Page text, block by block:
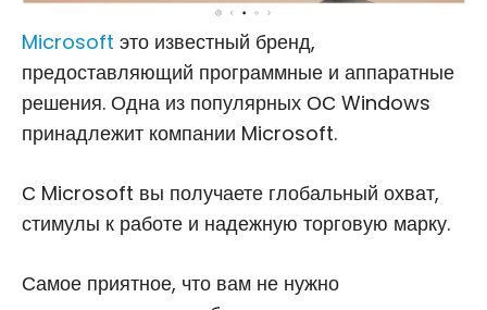
Microsoft это известный бренд,
предоставляющий программные и аппаратные
решения. Одна из популярных ОС Windows
принадлежит компании Microsoft.
С Microsoft вы получаете глобальный охват,
стимулы к работе и надежную торговую марку.
Самое приятное, что вам не нужно